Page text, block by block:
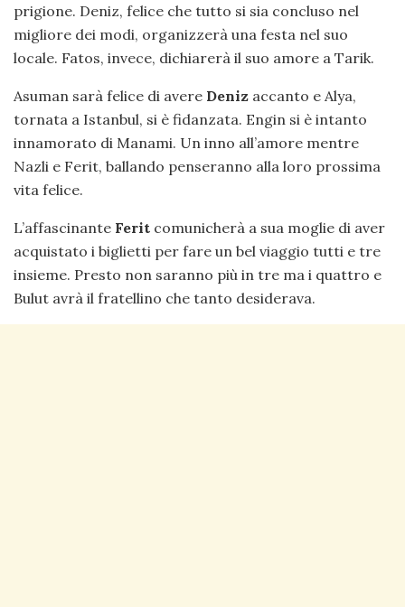
prigione. Deniz, felice che tutto si sia concluso nel
migliore dei modi, organizzerà una festa nel suo
locale. Fatos, invece, dichiarerà il suo amore a Tarik.
Asuman sarà felice di avere Deniz accanto e Alya,
tornata a Istanbul, si è fidanzata. Engin si è intanto
innamorato di Manami. Un inno all’amore mentre
Nazli e Ferit, ballando penseranno alla loro prossima
vita felice.
L’affascinante Ferit comunicherà a sua moglie di aver
acquistato i biglietti per fare un bel viaggio tutti e tre
insieme. Presto non saranno più in tre ma i quattro e
Bulut avrà il fratellino che tanto desiderava.